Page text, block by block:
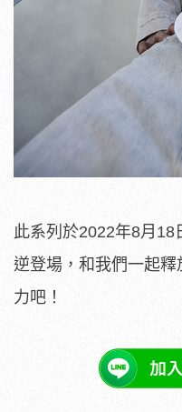
此系列於2022年8月18
逆登場，和我們一起
力吧！